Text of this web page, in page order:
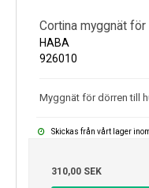
Cortina myggnät för
HABA
926010
Myggnät för dörren till
Skickas från vårt lager
310,00 SEK